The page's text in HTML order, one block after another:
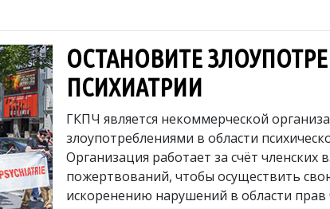
ОСТАНОВИТЕ
ПСИХИАТРИИ
ГКПЧ является некоммерческой
злоупотреблениями в области
Организация работает за счёт членских
пожертвований, чтобы осуществить
искоренению нарушений в области